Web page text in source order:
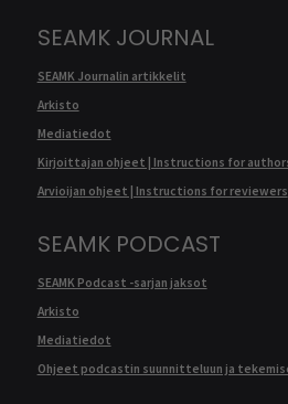
SEAMK JOURNAL
SEAMK Journalin artikkelit
Arkisto
Mediatiedot
Kirjoittajan ohjeet | Instructions for
Arvioijan ohjeet | Instructions for reviewers
SEAMK PODCAST
SEAMK Podcast -sarjan jaksot
Arkisto
Mediatiedot
Ohjeet podcastin suunnitteluun ja